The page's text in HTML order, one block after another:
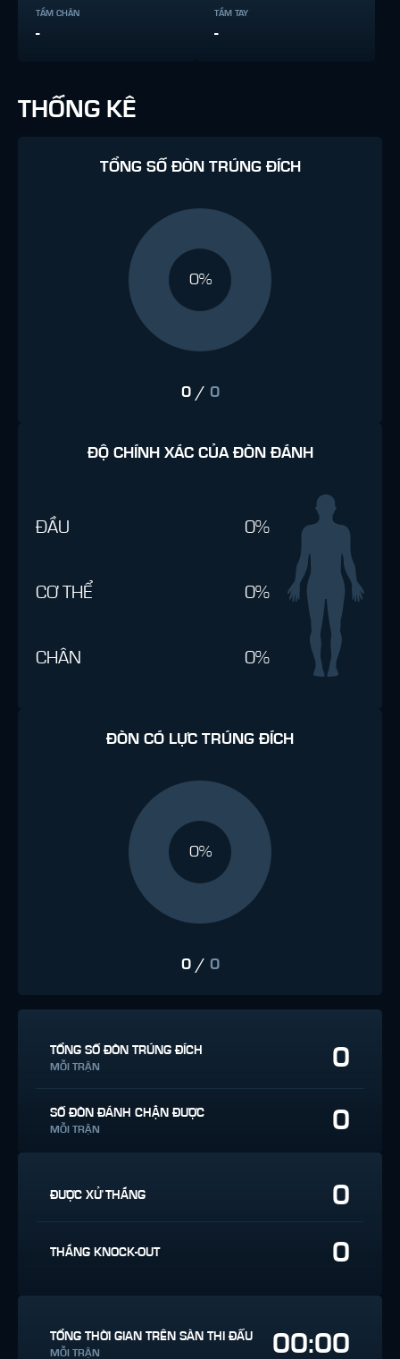
TẦM CHÂN
-
TẦM TAY
-
THỐNG KÊ
TỔNG SỐ ĐÒN TRÚNG ĐÍCH
0%
0/ 0
ĐỘ CHÍNH XÁC CỦA ĐÒN ĐÁNH
ĐẦU 0%
CƠ THỂ 0%
CHÂN 0%
ĐÒN CÓ LỰC TRÚNG ĐÍCH
0%
0/ 0
TỔNG SỐ ĐÒN TRÚNG ĐÍCH
MỖI TRẬN 0
SỐ ĐÒN ĐÁNH CHẶN ĐƯỢC
MỖI TRẬN 0
ĐƯỢC XỬ THẮNG 0
THẮNG KNOCK-OUT 0
TỔNG THỜI GIAN TRÊN SÀN THI ĐẤU
MỖI TRẬN 00:00